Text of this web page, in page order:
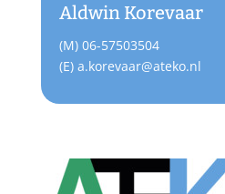
Aldwin Korevaar
(M) 06-57503504
(E) a.korevaar@ateko.nl